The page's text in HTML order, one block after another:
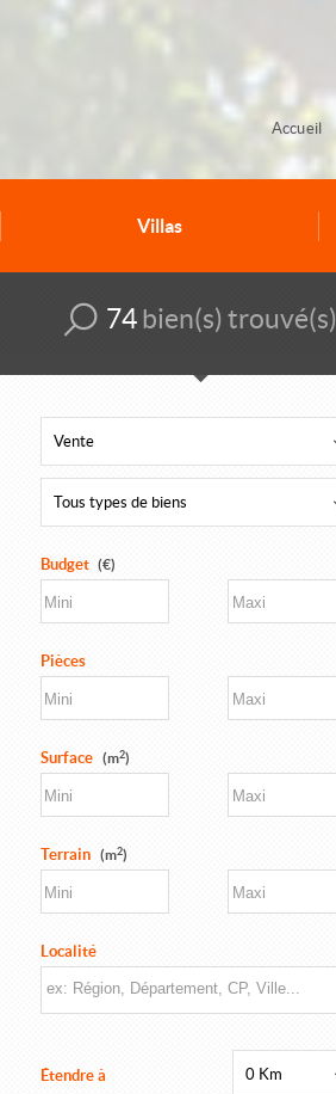
Accueil
Villas
74bien(s) trouvé(s)
Vente
Tous types de biens
Budget (€)
Pièces
Surface (m2)
Terrain (m2)
Localité
Étendre à 0 Km